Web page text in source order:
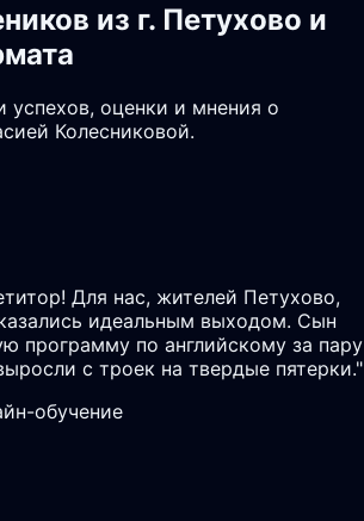
из г. Петухово и
успехов, оценки и мнения о
Колесниковой.
Для нас, жителей Петухово,
идеальным выходом. Сын
программу по английскому за пару
с троек на твердые пятерки."
обучение